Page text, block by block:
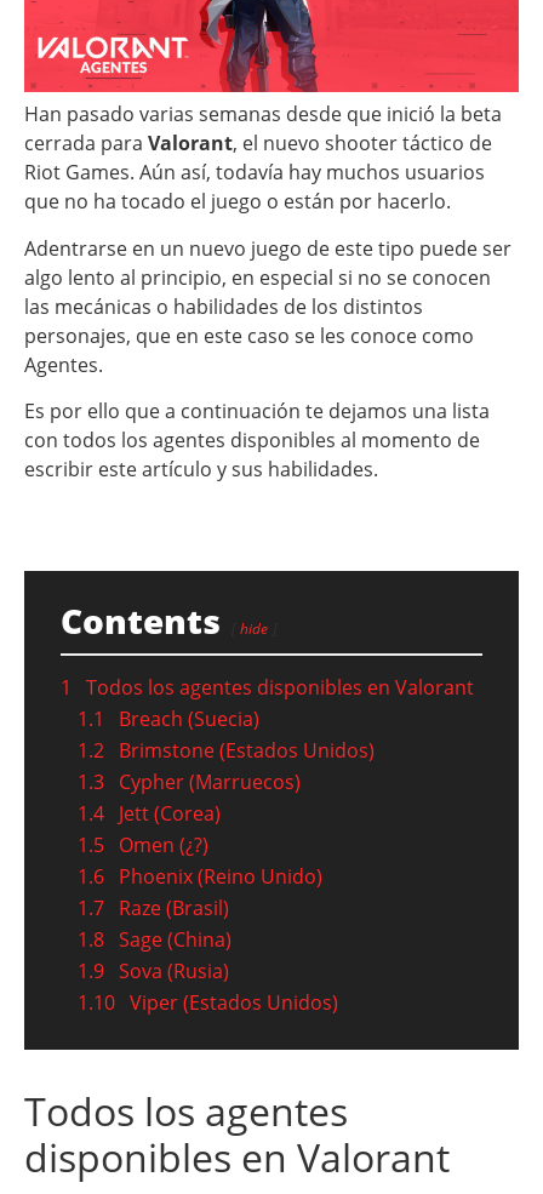
Han pasado varias semanas desde que inició la beta
cerrada para Valorant, el nuevo shooter táctico de
Riot Games. Aún así, todavía hay muchos usuarios
que no ha tocado el juego o están por hacerlo.
Adentrarse en un nuevo juego de este tipo puede ser
algo lento al principio, en especial si no se conocen
las mecánicas o habilidades de los distintos
personajes, que en este caso se les conoce como
Agentes.
Es por ello que a continuación te dejamos una lista
con todos los agentes disponibles al momento de
escribir este artículo y sus habilidades.
Contents hide
1
Todos los agentes disponibles en Valorant
1.1
Breach (Suecia)
1.2 Brimstone (Estados Unidos)
1.3 Cypher (Marruecos)
1.4 Jett (Corea)
1.5 Omen (¿?)
1.6 Phoenix (Reino Unido)
1.7 Raze (Brasil)
1.8 Sage (China)
1.9 Sova (Rusia)
1.10 Viper (Estados Unidos)
Todos los agentes
disponibles en Valorant